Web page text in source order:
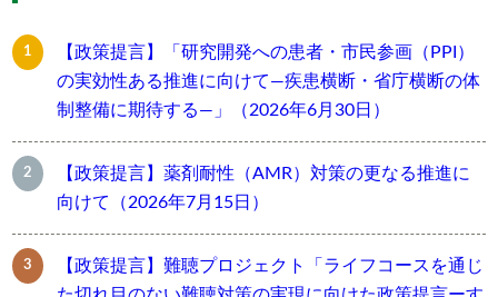
【政策提言】「研究開発への患者・市民参画（PPI）
の実効性ある推進に向けて―疾患横断・省庁横断の体
制整備に期待する―」（2026年6月30日）
【政策提言】薬剤耐性（AMR）対策の更なる推進に
向けて（2026年7月15日）
【政策提言】難聴プロジェクト「ライフコースを通じ